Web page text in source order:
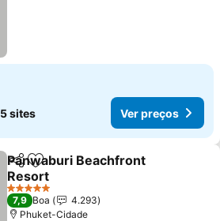
5 sites Ver preços
PartilharAdicionar aos favoritos
Panwaburi Beachfront
Resort
Ver preços
5 Estrelas
7,9 Boa
4.293
Phuket-Cidade